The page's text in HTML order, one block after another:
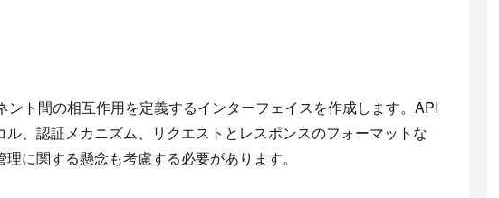
ト間の相互作用を定義するインターフェイスを作成します。API
、認証メカニズム、リクエストとレスポンスのフォーマットな
に関する懸念も考慮する必要があります。